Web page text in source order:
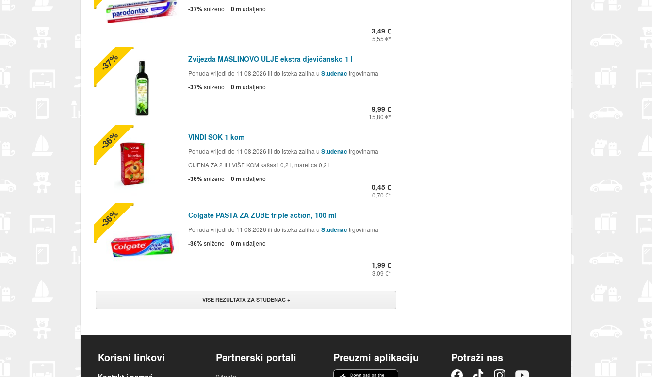
-37%sniženo 0 m udaljeno
3,49 €
5,55 €
Zvijezda MASLINOVO ULJE ekstra djevičansko 1 l
Ponuda vrijedi do 11.08.2026 ili do isteka zaliha u Studenactrgovinama
-37%sniženo 0 m udaljeno
9,99 €
15,80 €
-37%
VINDI SOK 1 kom
Ponuda vrijedi do 11.08.2026 ili do isteka zaliha u Studenactrgovinama
CIJENA ZA 2 ILI VIŠE KOM kašasti 0,2 l, marelica 0,2 l
-36%sniženo 0 m udaljeno
0,45 €
0,70 €
-36%
Colgate PASTA ZA ZUBE triple action, 100 ml
Ponuda vrijedi do 11.08.2026 ili do isteka zaliha u Studenactrgovinama
-36%sniženo 0 m udaljeno
1,99 €
3,09 €
-36%
VIŠE REZULTATA ZA STUDENAC +
Korisni linkovi Partnerski portali Preuzmi aplikaciju Potraži nas